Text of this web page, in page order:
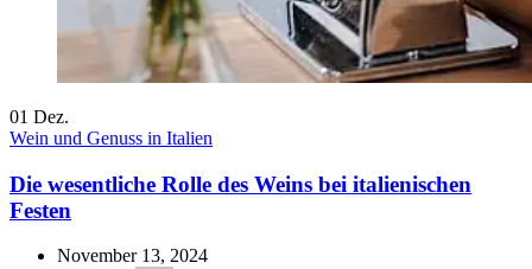
01 Dez.
Wein und Genuss in Italien
Die wesentliche Rolle des Weins bei italienischen
Festen
November 13, 2024